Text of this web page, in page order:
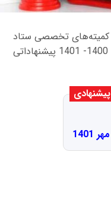
کمیته‌های تخصصی ستاد
ملی مقابله با کرونا با توجه به نزدیک شدن فصل بازگشایی مدارس در سال تحصیلی 1400- 1401 پیشنهاداتی